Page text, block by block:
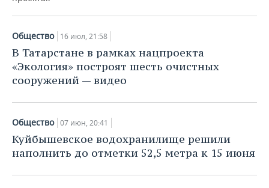
Общество 16 июл, 21:58
В Татарстане в рамках нацпроекта
«Экология» построят шесть очистных
сооружений — видео
Общество 07 июн, 20:41
Куйбышевское водохранилище решили
наполнить до отметки 52,5 метра к 15 июня